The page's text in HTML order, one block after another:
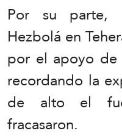
Por su parte,
Hezbolá en
por el apoyo de
recordando la
de alto el
fracasaron.